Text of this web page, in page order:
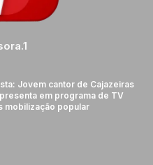
Jovem cantor de Cajazeiras
em programa de TV
mobilização popular